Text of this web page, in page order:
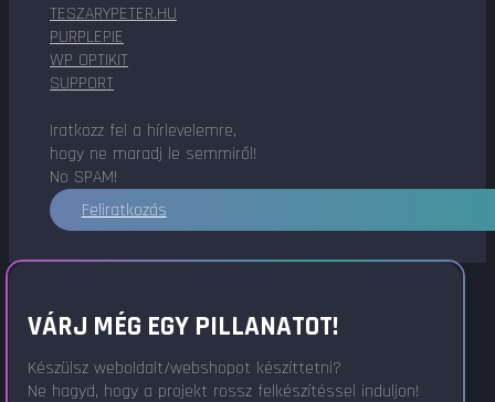
TESZARYPETER.HU
PURPLEPIE
WP OPTIKIT
SUPPORT
Iratkozz fel a hírlevelemre,
hogy ne maradj le semmiről!
No SPAM!
Feliratkozás
VÁRJ MÉG EGY PILLANATOT!
Készülsz weboldalt/webshopot készíttetni?
Ne hagyd, hogy a projekt rossz felkészítéssel induljon!